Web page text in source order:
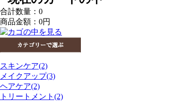
合計数量： 0
商品金額： 0円
スキンケア(2)
メイクアップ(3)
ヘアケア(2)
トリートメント(2)